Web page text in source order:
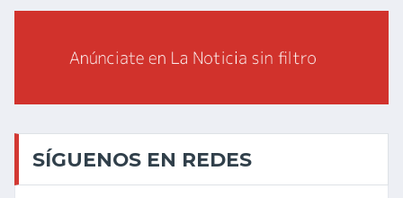
SÍGUENOS EN REDES